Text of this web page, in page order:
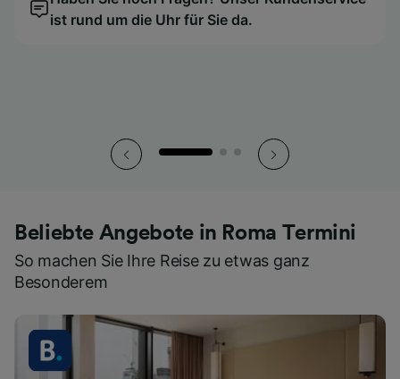
ist rund um die Uhr für Sie da.
So haben Sie all Ihre Tickets stets griffbereit.
ist rund um die Uhr für Sie da.
So haben Sie all Ihre Tickets stets griffbereit.
ist rund um die Uhr für Sie da.
So haben Sie all Ihre Tickets stets griffbereit.
Beliebte Angebote in Roma Termini
So machen Sie Ihre Reise zu etwas ganz
Besonderem